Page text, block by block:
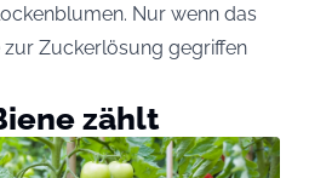
Nur wenn das
Zuckerlösung gegriffen
zählt